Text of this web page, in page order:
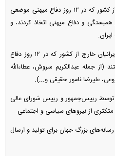
- عفو عمومی به همه ایرانیان خارج از کشور که در ۱۲ روز دفاع میهنی موضعی
همبستگی و دفاع میهنی اتخاذ کردند، و
- تمهید بازگشت چند چهره نمادین ایرانیان خارج از کشور که در ۱۲ روز دفاع
(از جمله عبدالکریم سروش، عطاءالله
علیرضا نامور حقیقی و...).
رییس‌جمهور و رییس شورای عالی
از نیرو‌های سیاسی و اجتماعی.
بزرگ جهان برای تولید و ارسال